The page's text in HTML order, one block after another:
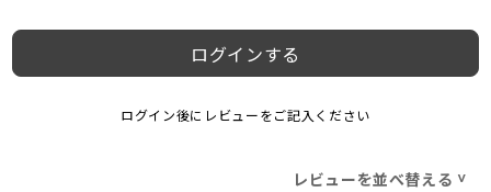
ログインする
ログイン後にレビューをご記入ください
レビューを並べ替える >